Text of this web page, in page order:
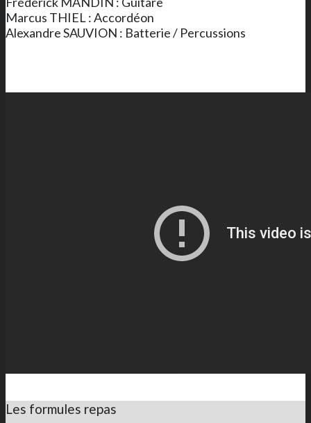
Marcus THIEL : Accordéon
Alexandre SAUVION : Batterie / Percussions
Les formules repas